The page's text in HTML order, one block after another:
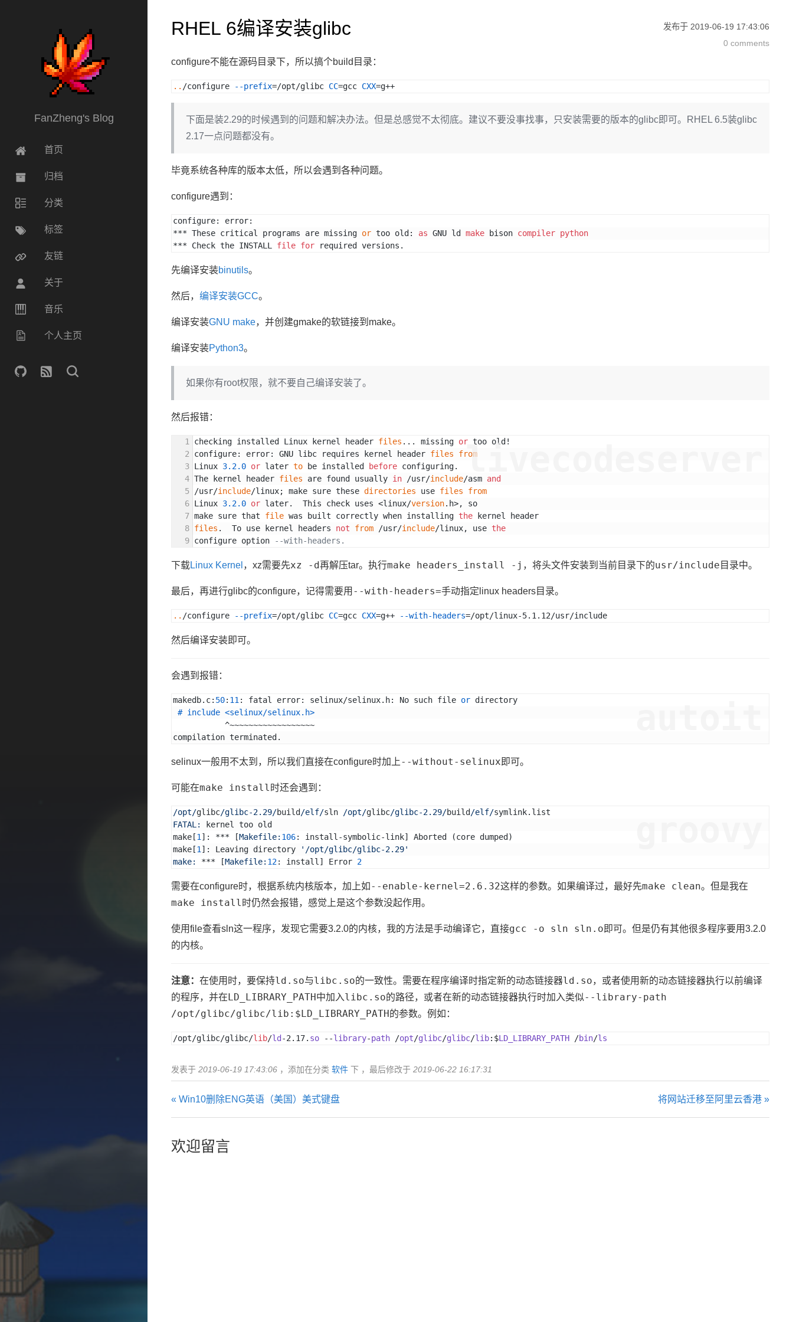
FanZheng's Blog
首页
归档
分类
标签
友链
关于
音乐
个人主页
发布于 2019-06-19 17:43:06
0 comments
RHEL 6编译安装glibc
configure不能在源码目录下，所以搞个build目录：
.. /configure --prefix=/opt/glibc CC=gcc CXX=g++
下面是装2.29的时候遇到的问题和解决办法。但是总感觉不太彻底。建议不要没事找事，只安装需要的版本的glibc即可。RHEL 6.5装glibc
2.17一点问题都没有。
毕竟系统各种库的版本太低，所以会遇到各种问题。
configure遇到：
configure: error:
*** These critical programs are missing or too old: as GNU ld make bison compiler python
*** Check the INSTALL file for required versions.
先编译安装binutils。
然后， 编译安装GCC。
编译安装GNU make，并创建gmake的软链接到make。
编译安装Python3。
如果你有root权限，就不要自己编译安装了。
然后报错：
checking installed Linux kernel header files ... missing or too old!
configure: error: GNU libc requires kernel header files
from
Linux 3.2.0 or later to be installed before configuring.
The kernel header files are found usually in /usr/include/asm and
/usr/include/linux; make sure these directories use files
from
Linux 3.2.0 or later.  This check uses <linux/version.h>, so
make sure that file was built correctly when installing the kernel header
files .  To use kernel headers not from /usr/include/linux, use the
configure option
--with-headers.
livecodeserver
下载Linux Kernel ，xz需要先xz -d再解压tar。执行make headers_install -j ，将头文件安装到当前目录下的usr/include 目录中。
最后，再进行glibc的configure，记得需要用 --with-headers=手动指定linux headers目录。
.. /configure --prefix=/opt/glibc CC=gcc CXX=g++ --with-headers=/opt/linux-5.1.12/usr/include
然后编译安装即可。
会遇到报错：
makedb.c: 50: 11 : fatal error: selinux/selinux.h: No such file or directory
# include <selinux/selinux.h>
           ^~~~~~~~~~~~~~~~~~~
compilation terminated.
selinux一般用不太到，所以我们直接在configure时加上 --without-selinux 即可。
可能在make install 时还会遇到：
/opt/glibc/glibc-2.29/build /elf/sln /opt/glibc/glibc-2.29/build /elf/symlink.list
FATAL:
kernel too old
make[1 ]: *** [Makefile: 106: install-symbolic-link] Aborted (core dumped)
make[1 ]: Leaving directory
'/opt/glibc/glibc-2.29'
make:
*** [Makefile: 12: install] Error 2
需要在configure时，根据系统内核版本，加上如 --enable-kernel=2.6.32这样的参数。如果编译过，最好先make clean。但是我在
make install 时仍然会报错，感觉上是这个参数没起作用。
使用file查看sln这一程序，发现它需要3.2.0的内核，我的方法是手动编译它，直接gcc -o sln sln.o 即可。但是仍有其他很多程序要用3.2.0
的内核。
注意： 在使用时，要保持ld.so与libc.so的一致性。需要在程序编译时指定新的动态链接器ld.so，或者使用新的动态链接器执行以前编译
的程序，并在LD_LIBRARY_PATH中加入libc.so的路径，或者在新的动态链接器执行时加入类似--library-path
/opt/glibc/glibc/lib:$LD_LIBRARY_PATH的参数。例如：
/opt/glibc/glibc/lib/ld -2.17. so --library-path /opt/glibc/glibc/lib:$LD_LIBRARY_PATH /bin/ls
发表于 2019-06-19 17:43:06 ，添加在分类 软件 下 ，最后修改于 2019-06-22 16:17:31
« Win10删除ENG英语（美国）美式键盘 将网站迁移至阿里云香港 »
欢迎留言